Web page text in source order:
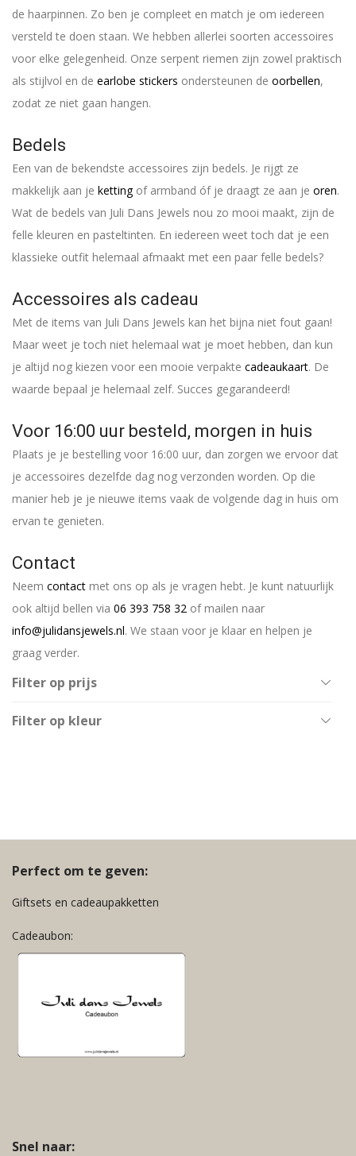
de haarpinnen. Zo ben je compleet en match je om iedereen
versteld te doen staan. We hebben allerlei soorten accessoires
voor elke gelegenheid. Onze serpent riemen zijn zowel praktisch
als stijlvol en de earlobe stickers ondersteunen de oorbellen,
zodat ze niet gaan hangen.
Bedels
Een van de bekendste accessoires zijn bedels. Je rijgt ze
makkelijk aan je kettingof armband óf je draagt ze aan je oren.
Wat de bedels van Juli Dans Jewels nou zo mooi maakt, zijn de
felle kleuren en pasteltinten. En iedereen weet toch dat je een
klassieke outfit helemaal afmaakt met een paar felle bedels?
Accessoires als cadeau
Met de items van Juli Dans Jewels kan het bijna niet fout gaan!
Maar weet je toch niet helemaal wat je moet hebben, dan kun
je altijd nog kiezen voor een mooie verpakte cadeaukaart. De
waarde bepaal je helemaal zelf. Succes gegarandeerd!
Voor 16:00 uur besteld, morgen in huis
Plaats je je bestelling voor 16:00 uur, dan zorgen we ervoor dat
je accessoires dezelfde dag nog verzonden worden. Op die
manier heb je je nieuwe items vaak de volgende dag in huis om
ervan te genieten.
Contact
Neem contact met ons op als je vragen hebt. Je kunt natuurlijk
ook altijd bellen via 06 393 758 32 of mailen naar
info@julidansjewels.nl. We staan voor je klaar en helpen je
graag verder.
Filter op prijs
Filter op kleur
Perfect om te geven:
Giftsets en cadeaupakketten
Cadeaubon:
Snel naar: